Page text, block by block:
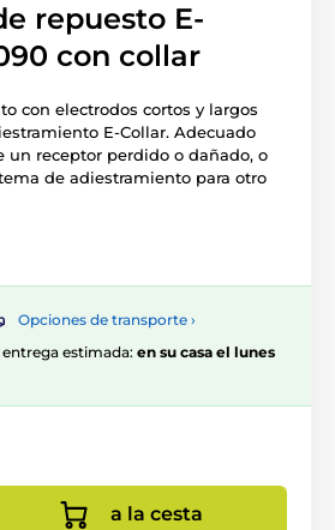
repuesto E-
con collar
con electrodos cortos y largos
E-Collar. Adecuado
un receptor perdido o dañado, o
de adiestramiento para otro
Opciones de transporte ›
entrega estimada: en su casa el lunes
a la cesta